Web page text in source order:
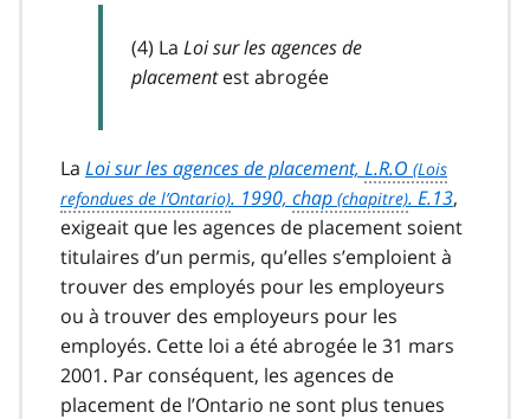
(4) La Loi sur les agences de
placementest abrogée
La Loi sur les agences de placement, L.R.O
. 1990, chap . E.13,
exigeait que les agences de placement soient
titulaires d’un permis, qu’elles s’emploient à
trouver des employés pour les employeurs
ou à trouver des employeurs pour les
employés. Cette loi a été abrogée le 31 mars
2001. Par conséquent, les agences de
placement de l’Ontario ne sont plus tenues